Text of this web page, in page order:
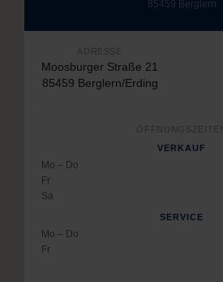
85459 Berglern
ADRESSE
Moosburger Straße 21
85459 Berglern/Erding
ÖFFNUNGSZEITEN
VERKAUF
Mo – Do
Fr
Sa
SERVICE
Mo – Do
Fr